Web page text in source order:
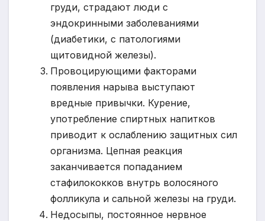
груди, страдают люди с
эндокринными заболеваниями
(диабетики, с патологиями
щитовидной железы).
Провоцирующими факторами
появления нарыва выступают
вредные привычки. Курение,
употребление спиртных напитков
приводит к ослаблению защитных сил
организма. Цепная реакция
заканчивается попаданием
стафилококков внутрь волосяного
фолликула и сальной железы на груди.
Недосыпы, постоянное нервное